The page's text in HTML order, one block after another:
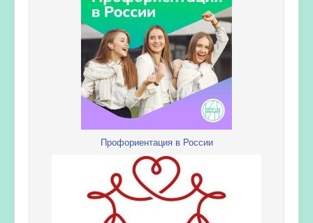
Профориентация в России